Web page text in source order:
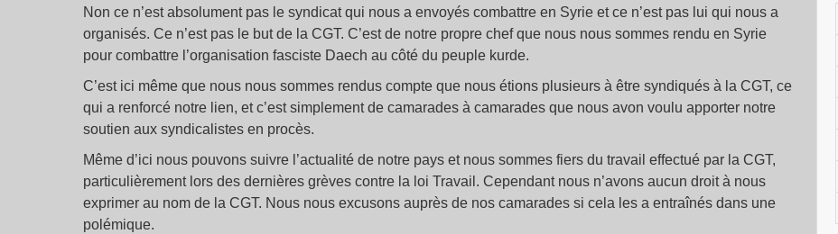
Non ce n’est absolument pas le syndicat qui nous a envoyés combattre en Syrie et ce n’est pas lui qui nous a
organisés. Ce n’est pas le but de la CGT. C’est de notre propre chef que nous nous sommes rendu en Syrie
pour combattre l’organisation fasciste Daech au côté du peuple kurde.
C’est ici même que nous nous sommes rendus compte que nous étions plusieurs à être syndiqués à la CGT, ce
qui a renforcé notre lien, et c’est simplement de camarades à camarades que nous avon voulu apporter notre
soutien aux syndicalistes en procès.
Même d’ici nous pouvons suivre l’actualité de notre pays et nous sommes fiers du travail effectué par la CGT,
particulièrement lors des dernières grèves contre la loi Travail. Cependant nous n’avons aucun droit à nous
exprimer au nom de la CGT. Nous nous excusons auprès de nos camarades si cela les a entraînés dans une
polémique.